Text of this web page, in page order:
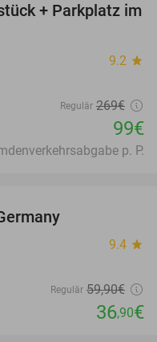
63%
+ Parkplatz im
9.2 star
Regulär 269€
99€
p. P.
9.4 star
Regulär 59,90€
36,90€